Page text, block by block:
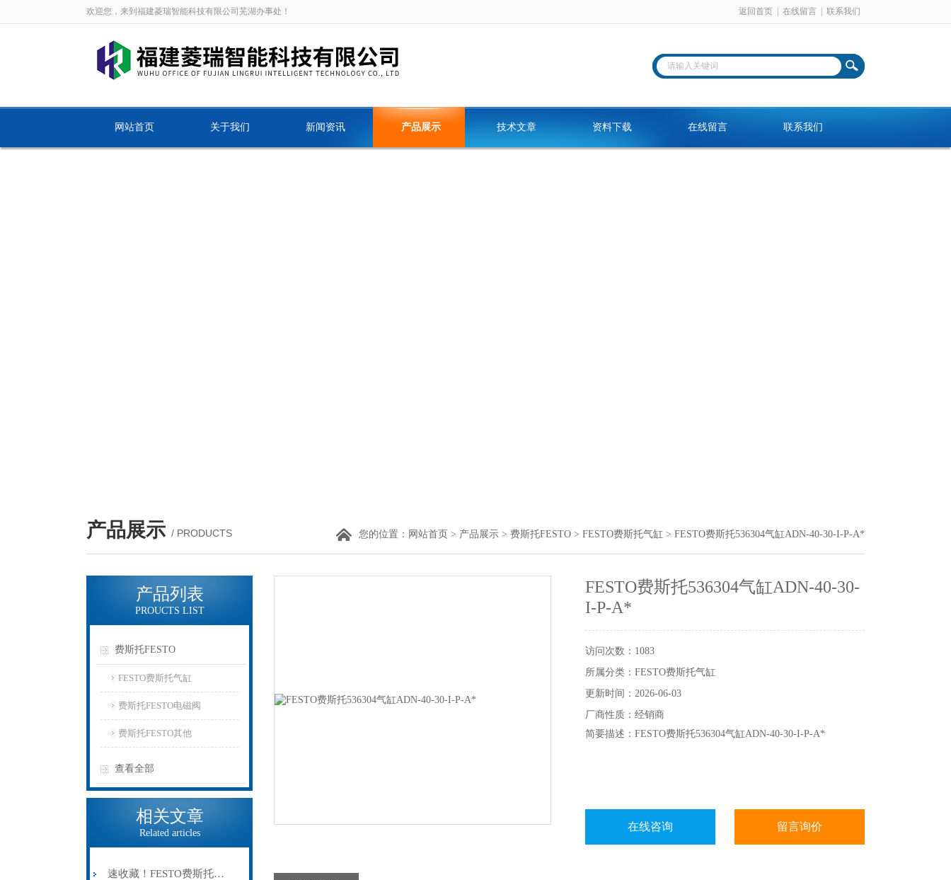
欢迎您，来到福建菱瑞智能科技有限公司芜湖办事处！ 返回首页 在线留言 联系我们
网站首页 关于我们 新闻资讯 产品展示 技术文章 资料下载 在线留言 联系我们
产品展示 / PRODUCTS 您的位置： 网站首页 > 产品展示 > 费斯托FESTO > FESTO费斯托气缸 > FESTO费斯托536304气缸ADN-40-30-I-P-A*
产品列表
PROUCTS LIST
费斯托FESTO
FESTO费斯托气缸
费斯托FESTO电磁阀
费斯托FESTO其他
查看全部
相关文章
Related articles
速收藏！FESTO费斯托气缸常见故障的解决方法分享
FESTO费斯托536304气缸ADN-40-30-
I-P-A*
访问次数：1083
所属分类：FESTO费斯托气缸
更新时间：2026-06-03
厂商性质：经销商
简要描述：FESTO费斯托536304气缸ADN-40-30-I-P-A*
在线咨询 留言询价